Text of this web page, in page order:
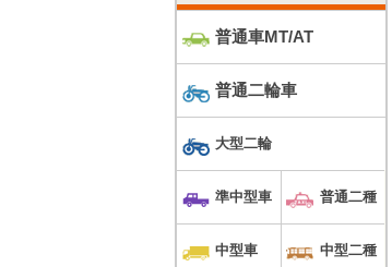
普通車MT/AT
普通二輪車
大型二輪
準中型車 普通二種
中型車 中型二種